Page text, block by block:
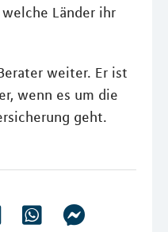
Länder ihr
weiter. Er ist
wenn es um die
geht.